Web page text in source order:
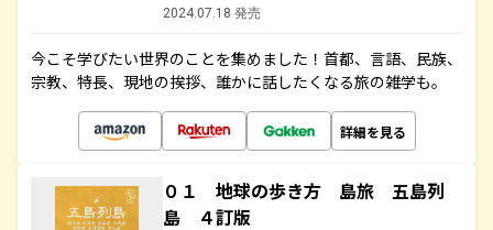
2024.07.18 発売
今こそ学びたい世界のことを集めました！首都、言語、民族、
宗教、特長、現地の挨拶、誰かに話したくなる旅の雑学も。
詳細を見る
０１ 地球の歩き方 島旅 五島列
島 ４訂版